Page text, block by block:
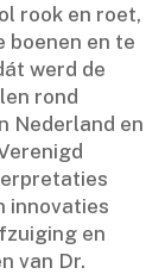
rook en roet,
boenen en te
werd de
rond
Nederland en
innovaties
en
van Dr.​